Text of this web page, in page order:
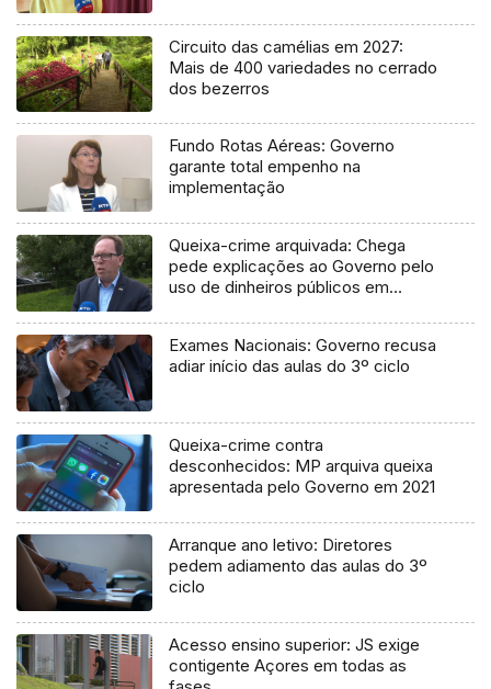
Circuito das camélias em 2027:
Mais de 400 variedades no cerrado
dos bezerros
Fundo Rotas Aéreas: Governo
garante total empenho na
implementação
Queixa-crime arquivada: Chega
pede explicações ao Governo pelo
uso de dinheiros públicos em
Exames Nacionais: Governo recusa
adiar início das aulas do 3º ciclo
Queixa-crime contra
desconhecidos: MP arquiva queixa
apresentada pelo Governo em 2021
Arranque ano letivo: Diretores
pedem adiamento das aulas do 3º
ciclo
Acesso ensino superior: JS exige
contigente Açores em todas as